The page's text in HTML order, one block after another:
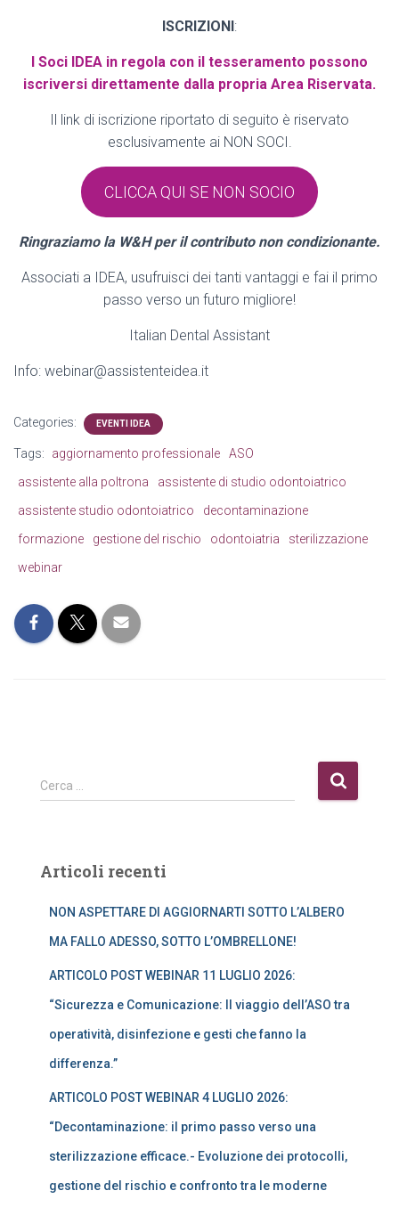
ISCRIZIONI:
I Soci IDEA in regola con il tesseramento possono
iscriversi direttamente dalla propria Area Riservata.
Il link di iscrizione riportato di seguito è riservato
esclusivamente ai NON SOCI.
CLICCA QUI SE NON SOCIO
Ringraziamo la W&H per il contributo non condizionante.
Associati a IDEA, usufruisci dei tanti vantaggi e fai il primo
passo verso un futuro migliore!
Italian Dental Assistant
Info: webinar@assistenteidea.it
Categories: EVENTI IDEA
Tags: aggiornamento professionale
ASO
assistente alla poltrona
assistente di studio odontoiatrico
assistente studio odontoiatrico
decontaminazione
formazione
gestione del rischio odontoiatria
sterilizzazione
webinar
R
i
c
Cerca …
Articoli recenti
NON ASPETTARE DI AGGIORNARTI SOTTO L’ALBERO
MA FALLO ADESSO, SOTTO L’OMBRELLONE!
ARTICOLO POST WEBINAR 11 LUGLIO 2026:
“Sicurezza e Comunicazione: Il viaggio dell’ASO tra
operatività, disinfezione e gesti che fanno la
differenza.”
ARTICOLO POST WEBINAR 4 LUGLIO 2026:
“Decontaminazione: il primo passo verso una
sterilizzazione efficace.- Evoluzione dei protocolli,
gestione del rischio e confronto tra le moderne